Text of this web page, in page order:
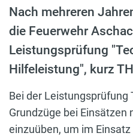
Nach mehreren
die Feuerwehr
Leistungsprüfung
Hilfeleistung", kurz
Bei der Leistungsprüfung
Grundzüge bei Einsätzen
einzuüben, um im